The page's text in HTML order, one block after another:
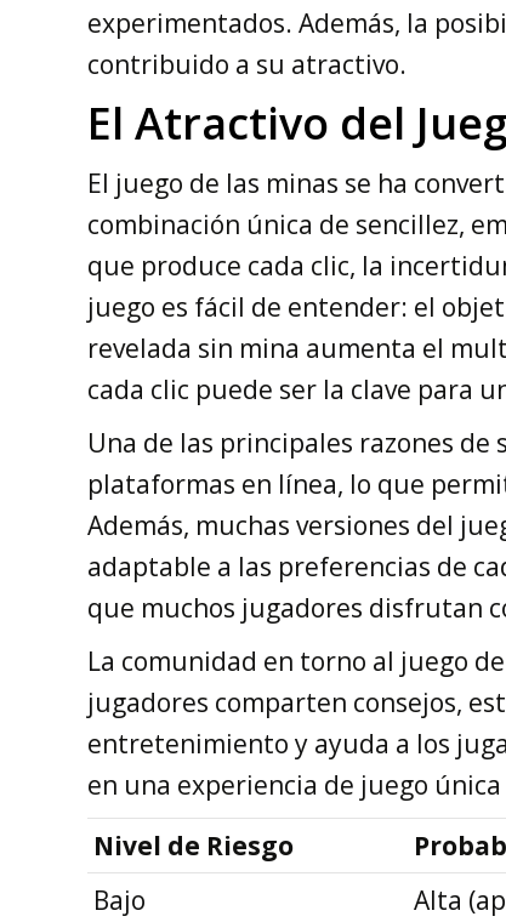
experimentados. Además, la
contribuido a su atractivo.
El Atractivo del
El juego de las minas se ha
combinación única de sencillez,
que produce cada clic, la
juego es fácil de entender: el
revelada sin mina aumenta el
cada clic puede ser la clave para
Una de las principales razones
plataformas en línea, lo que
Además, muchas versiones del
adaptable a las preferencias de
que muchos jugadores disfrutan
La comunidad en torno al juego
jugadores comparten consejos,
entretenimiento y ayuda a los
en una experiencia de juego
Nivel de Riesgo
Bajo
Alta